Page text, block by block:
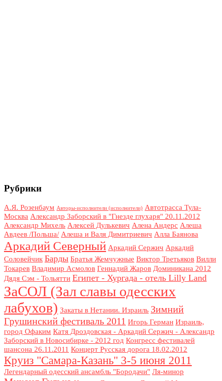
Рубрики
А.Я. Розенбаум Авторы-исполнители (исполнители) Автотрасса Тула-
Москва Александр Заборский в "Гнезде глухаря" 20.11.2012
Александр Михель Алексей Дулькевич Алена Андерс Алеша
Авдеев /Польша/ Алеша и Валя Димитриевич Алла Баянова
Аркадий Северный Аркадий Сержич Аркадий
Соловейчик Барды Братья Жемчужные Виктор Третьяков Вилли
Токарев Владимир Асмолов Геннадий Жаров Доминикана 2012
Дядя Сэм - Тольятти Египет - Хургада - отель Lilly Land
ЗаСОЛ (Зал славы одесских
лабухов) Закаты в Нетании. Израиль Зимний
Грушинский фестиваль 2011 Игорь Герман Израиль,
город Офаким Катя Дроздовская - Аркадий Сержич - Александр
Заборский в Новосибирке - 2012 год Конгресс фестивалей
шансона 26.11.2011 Концерт Русская дорога 18.02.2012
Круиз "Самара-Казань" 3-5 июня 2011
Легендарный одесский ансамбль "Бородачи" Ля-минор